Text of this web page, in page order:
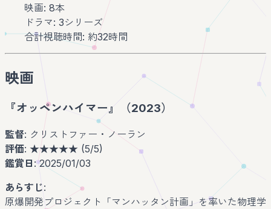
映画: 8本
ドラマ: 3シリーズ
合計視聴時間: 約32時間
映画
『オッペンハイマー』（2023）
監督: クリストファー・ノーラン
評価: ★★★★★ (5/5)
鑑賞日 : 2025/01/03
あらすじ:
原爆開発プロジェクト「マンハッタン計画」を率いた物理学